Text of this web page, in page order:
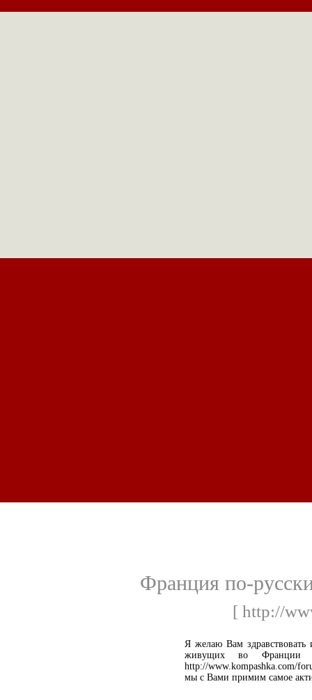
Франция по-
[ http://
Я желаю Вам здравствовать
живущих во Франции
http://www.kompashka.com/
мы с Вами примим самое